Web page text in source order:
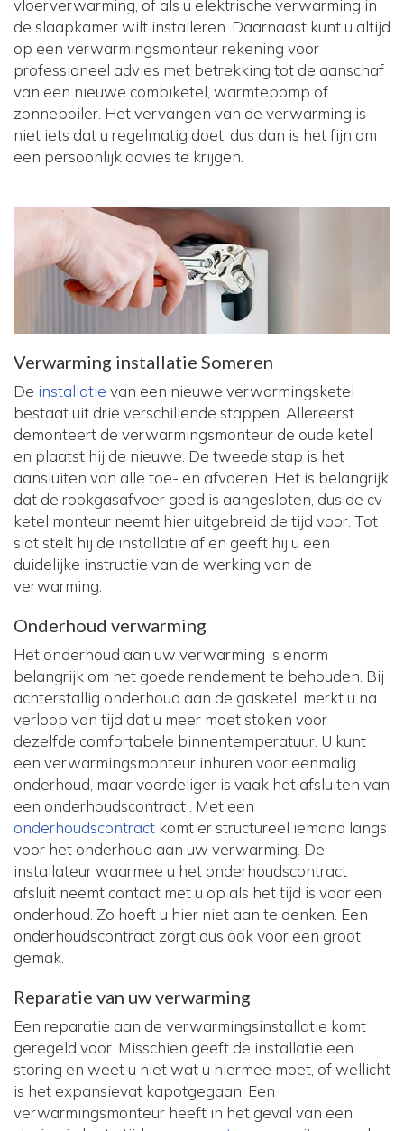
vloerverwarming, of als u elektrische verwarming in
de slaapkamer wilt installeren. Daarnaast kunt u altijd
op een verwarmingsmonteur rekening voor
professioneel advies met betrekking tot de aanschaf
van een nieuwe combiketel, warmtepomp of
zonneboiler. Het vervangen van de verwarming is
niet iets dat u regelmatig doet, dus dan is het fijn om
een persoonlijk advies te krijgen.
Verwarming installatie Someren
De installatie van een nieuwe verwarmingsketel
bestaat uit drie verschillende stappen. Allereerst
demonteert de verwarmingsmonteur de oude ketel
en plaatst hij de nieuwe. De tweede stap is het
aansluiten van alle toe- en afvoeren. Het is belangrijk
dat de rookgasafvoer goed is aangesloten, dus de cv-
ketel monteur neemt hier uitgebreid de tijd voor. Tot
slot stelt hij de installatie af en geeft hij u een
duidelijke instructie van de werking van de
verwarming.
Onderhoud verwarming
Het onderhoud aan uw verwarming is enorm
belangrijk om het goede rendement te behouden. Bij
achterstallig onderhoud aan de gasketel, merkt u na
verloop van tijd dat u meer moet stoken voor
dezelfde comfortabele binnentemperatuur. U kunt
een verwarmingsmonteur inhuren voor eenmalig
onderhoud, maar voordeliger is vaak het afsluiten van
een onderhoudscontract . Met een
onderhoudscontract komt er structureel iemand langs
voor het onderhoud aan uw verwarming. De
installateur waarmee u het onderhoudscontract
afsluit neemt contact met u op als het tijd is voor een
onderhoud. Zo hoeft u hier niet aan te denken. Een
onderhoudscontract zorgt dus ook voor een groot
gemak.
Reparatie van uw verwarming
Een reparatie aan de verwarmingsinstallatie komt
geregeld voor. Misschien geeft de installatie een
storing en weet u niet wat u hiermee moet, of wellicht
is het expansievat kapotgegaan. Een
verwarmingsmonteur heeft in het geval van een